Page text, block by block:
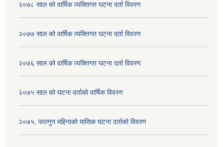
२०७८ साल को वार्षिक व्यक्तिगत घटना दर्ता विवरण
२०७७ साल को वार्षिक व्यक्तिगत घटना दर्ता विवरण
२०७६ साल को वार्षिक व्यक्तिगत घटना दर्ता विवरण
२०७५ साल को घटना दर्ताको वार्षिक विवरण
२०७५, फाल्गुन महिनाको मासिक घटना दर्ताको विवरण